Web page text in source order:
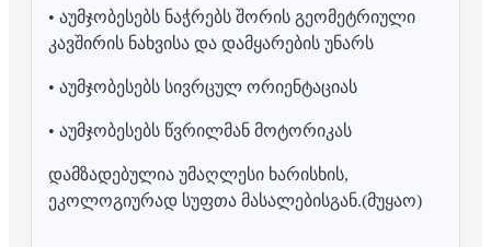
• აუმჯობესებს ნაჭრებს შორის გეომეტრიული
კავშირის ნახვისა და დამყარების უნარს
• აუმჯობესებს სივრცულ ორიენტაციას
• აუმჯობესებს წვრილმან მოტორიკას
დამზადებულია უმაღლესი ხარისხის,
ეკოლოგიურად სუფთა მასალებისგან.(მუყაო)